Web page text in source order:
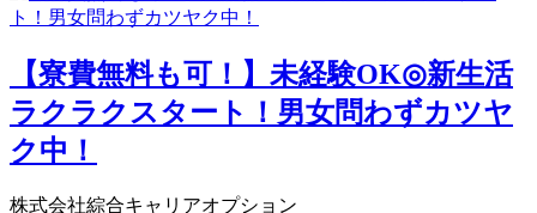
【寮費無料も可！】未経験OK◎新生活
ラクラクスタート！男女問わずカツヤ
ク中！
株式会社綜合キャリアオプション